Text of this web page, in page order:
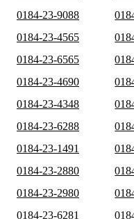
0184-23-9088
0184-23-4565
0184-23-6565
0184-23-4690
0184-23-4348
0184-23-6288
0184-23-1491
0184-23-2880
0184-23-2980
0184-23-6281